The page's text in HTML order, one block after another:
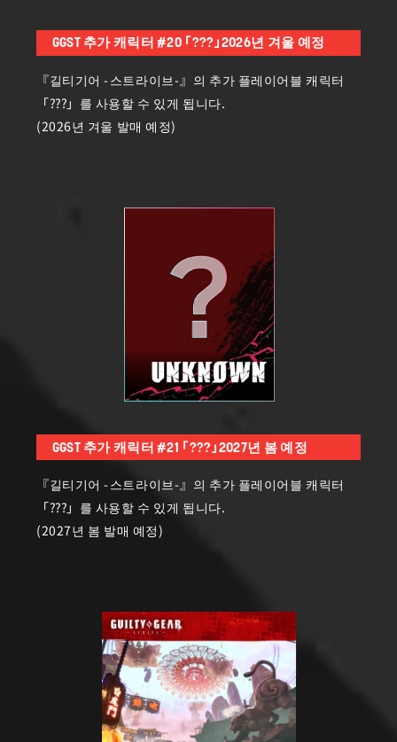
GGST 추가 캐릭터 #20 「???」2026년 겨울 예정
『길티기어 -스트라이브-』의 추가 플레이어블 캐릭터
「???」를 사용할 수 있게 됩니다.
(2026년 겨울 발매 예정)
GGST 추가 캐릭터 #21 「???」2027년 봄 예정
『길티기어 -스트라이브-』의 추가 플레이어블 캐릭터
「???」를 사용할 수 있게 됩니다.
(2027년 봄 발매 예정)